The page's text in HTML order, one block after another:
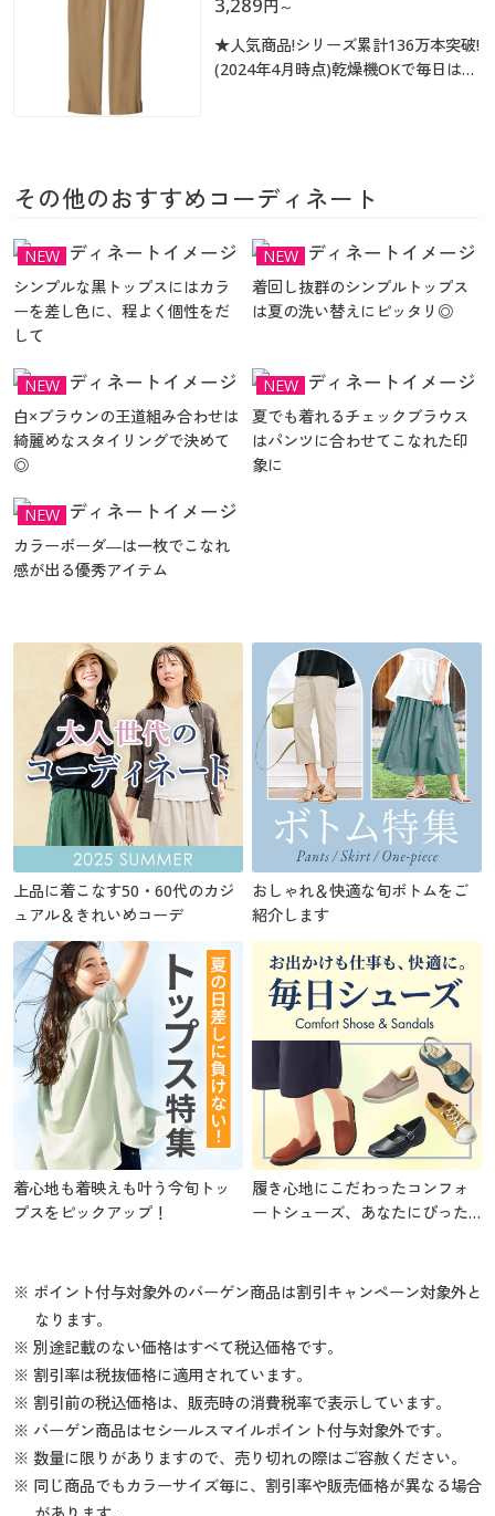
大きいサイズ メンズ
大きいサイズ 事務・制服
カタログ・チラシからのご注文
会員メニュー
マイページ
閲覧履歴
お気に入り
サポート
ご利用ガイド
大きいサイズ 事務・制服
カタログ・チラシからのご注文
デジタルカタログ
会員メニュー
マイページ
閲覧履歴
お気に入り
サポート
よくある質問とお問い合わせ
3,289円 ～
★人気商品!シリーズ累計136万本突破!
(2024年4月時点)乾燥機OKで毎日はけ
その他のおすすめコーディネート
NEW
シンプルな黒トップスにはカラ
ーを差し色に、程よく個性をだ
して
NEW
着回し抜群のシンプルトップス
は夏の洗い替えにピッタリ◎
NEW
白×ブラウンの王道組み合わせは
綺麗めなスタイリングで決めて
◎
NEW
夏でも着れるチェックブラウス
はパンツに合わせてこなれた印
象に
NEW
カラーボーダ―は一枚でこなれ
感が出る優秀アイテム
上品に着こなす50・60代のカジ
ュアル＆きれいめコーデ
おしゃれ＆快適な旬ボトムをご
紹介します
着心地も着映えも叶う今旬トッ
プスをピックアップ！
履き心地にこだわったコンフォ
ートシューズ、あなたにぴった
※ ポイント付与対象外のバーゲン商品は割引キャンペーン対象外と
なります。
※ 別途記載のない価格はすべて税込価格です。
※ 割引率は税抜価格に適用されています。
※ 割引前の税込価格は、販売時の消費税率で表示しています。
※ バーゲン商品はセシールスマイルポイント付与対象外です。
※ 数量に限りがありますので、売り切れの際はご容赦ください。
※ 同じ商品でもカラーサイズ毎に、割引率や販売価格が異なる場合